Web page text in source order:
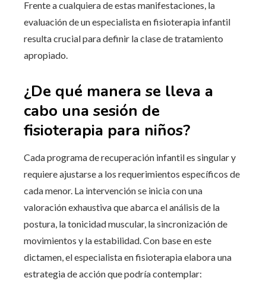
Frente a cualquiera de estas manifestaciones, la
evaluación de un especialista en fisioterapia infantil
resulta crucial para definir la clase de tratamiento
apropiado.
¿De qué manera se lleva a
cabo una sesión de
fisioterapia para niños?
Cada programa de recuperación infantil es singular y
requiere ajustarse a los requerimientos específicos de
cada menor. La intervención se inicia con una
valoración exhaustiva que abarca el análisis de la
postura, la tonicidad muscular, la sincronización de
movimientos y la estabilidad. Con base en este
dictamen, el especialista en fisioterapia elabora una
estrategia de acción que podría contemplar: